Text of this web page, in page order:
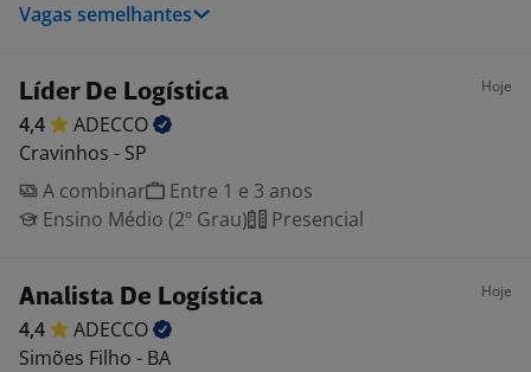
Vagas semelhantes
Líder De Logística Hoje
4,4
ADECCO
Cravinhos - SP
A combinar
Entre 1 e 3 anos
Ensino Médio (2º Grau)
Presencial
Analista De Logística Hoje
4,4
ADECCO
Simões Filho - BA